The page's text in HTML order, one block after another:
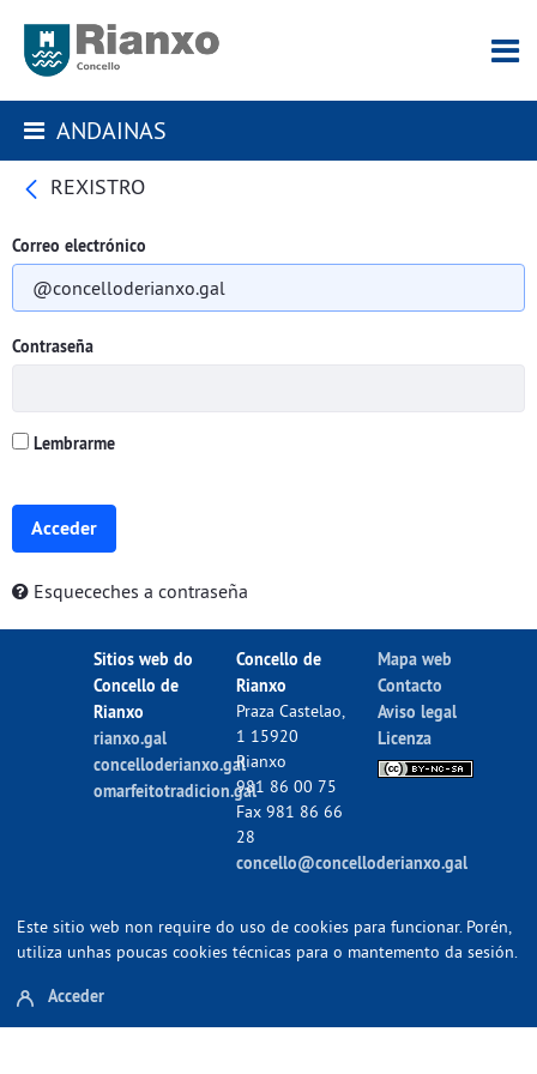
ANDAINAS
REXISTRO
Correo electrónico
Contraseña
Lembrarme
Acceder
Esqueceches a contraseña
Sitios web do
Concello de
Rianxo
rianxo.gal
concelloderianxo.gal
omarfeitotradicion.gal
Concello de
Rianxo
Praza Castelao,
1 15920
Rianxo
981 86 00 75
Fax 981 86 66
28
concello@concelloderianxo.gal
Mapa web
Contacto
Aviso legal
Licenza
Este sitio web non require do uso de cookies para funcionar. Porén,
utiliza unhas poucas cookies técnicas para o mantemento da sesión.
Acceder